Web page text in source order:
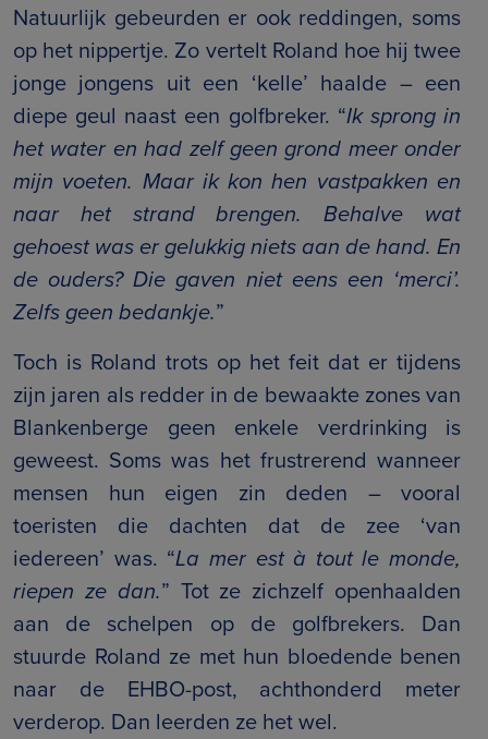
Natuurlijk gebeurden er ook reddingen, soms
op het nippertje. Zo vertelt Roland hoe hij twee
jonge jongens uit een ‘kelle’ haalde – een
diepe geul naast een golfbreker. “Ik sprong in
het water en had zelf geen grond meer onder
mijn voeten. Maar ik kon hen vastpakken en
naar het strand brengen. Behalve wat
gehoest was er gelukkig niets aan de hand. En
de ouders? Die gaven niet eens een ‘merci’.
Zelfs geen bedankje.”
Toch is Roland trots op het feit dat er tijdens
zijn jaren als redder in de bewaakte zones van
Blankenberge geen enkele verdrinking is
geweest. Soms was het frustrerend wanneer
mensen hun eigen zin deden – vooral
toeristen die dachten dat de zee ‘van
iedereen’ was. “La mer est à tout le monde,
riepen ze dan.” Tot ze zichzelf openhaalden
aan de schelpen op de golfbrekers. Dan
stuurde Roland ze met hun bloedende benen
naar de EHBO-post, achthonderd meter
verderop. Dan leerden ze het wel.